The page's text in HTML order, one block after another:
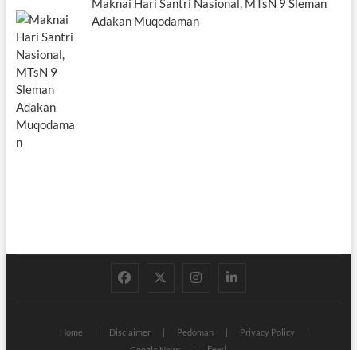
Maknai Hari Santri Nasional, MTsN 9 Sleman
Adakan Muqodaman
facebooktwitterinstagram
linkedin
Home Disclaimer Pedoman
Privacy Policy